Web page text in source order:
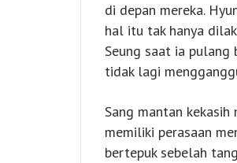
di depan mereka.
hal itu tak hanya
Seung saat ia pulang
tidak lagi
Sang mantan kekasih
memiliki perasaan
bertepuk sebelah